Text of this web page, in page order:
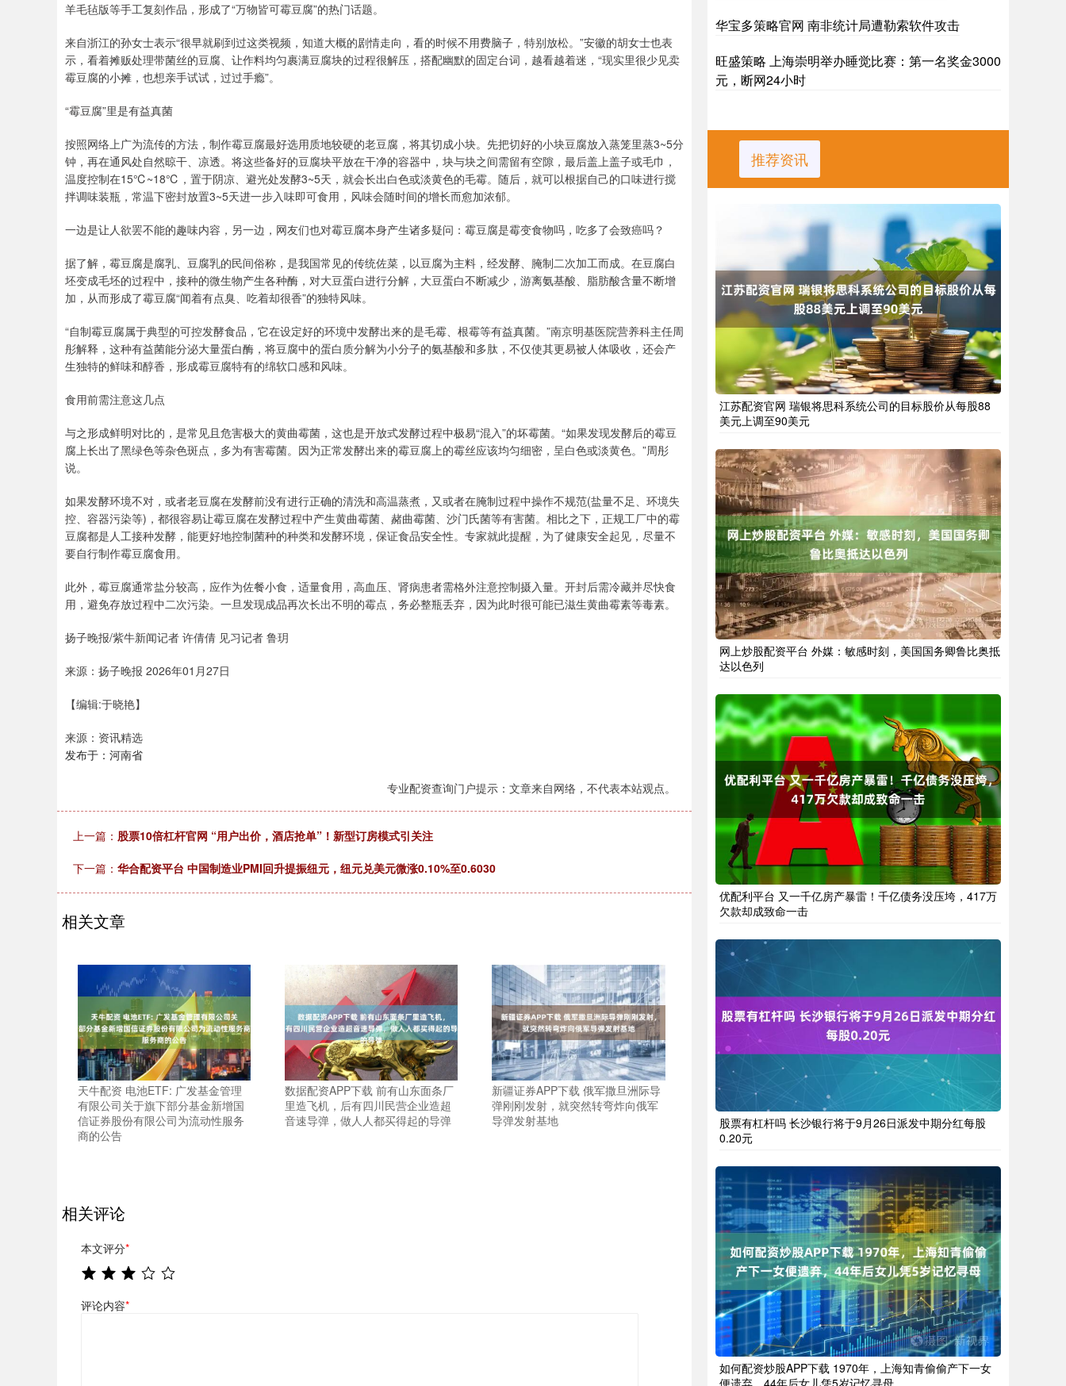
羊毛毡版等手工复刻作品，形成了“万物皆可霉豆腐”的热门话题。
来自浙江的孙女士表示“很早就刷到过这类视频，知道大概的剧情走向，看的时候不用费脑子，特别放松。”安徽的胡女士也表
示，看着摊贩处理带菌丝的豆腐、让作料均匀裹满豆腐块的过程很解压，搭配幽默的固定台词，越看越着迷，“现实里很少见卖
霉豆腐的小摊，也想亲手试试，过过手瘾”。
“霉豆腐”里是有益真菌
按照网络上广为流传的方法，制作霉豆腐最好选用质地较硬的老豆腐，将其切成小块。先把切好的小块豆腐放入蒸笼里蒸3~5分
钟，再在通风处自然晾干、凉透。将这些备好的豆腐块平放在干净的容器中，块与块之间需留有空隙，最后盖上盖子或毛巾，
温度控制在15℃~18℃，置于阴凉、避光处发酵3~5天，就会长出白色或淡黄色的毛霉。随后，就可以根据自己的口味进行搅
拌调味装瓶，常温下密封放置3~5天进一步入味即可食用，风味会随时间的增长而愈加浓郁。
一边是让人欲罢不能的趣味内容，另一边，网友们也对霉豆腐本身产生诸多疑问：霉豆腐是霉变食物吗，吃多了会致癌吗？
据了解，霉豆腐是腐乳、豆腐乳的民间俗称，是我国常见的传统佐菜，以豆腐为主料，经发酵、腌制二次加工而成。在豆腐白
坯变成毛坯的过程中，接种的微生物产生各种酶，对大豆蛋白进行分解，大豆蛋白不断减少，游离氨基酸、脂肪酸含量不断增
加，从而形成了霉豆腐“闻着有点臭、吃着却很香”的独特风味。
“自制霉豆腐属于典型的可控发酵食品，它在设定好的环境中发酵出来的是毛霉、根霉等有益真菌。”南京明基医院营养科主任周
彤解释，这种有益菌能分泌大量蛋白酶，将豆腐中的蛋白质分解为小分子的氨基酸和多肽，不仅使其更易被人体吸收，还会产
生独特的鲜味和醇香，形成霉豆腐特有的绵软口感和风味。
食用前需注意这几点
与之形成鲜明对比的，是常见且危害极大的黄曲霉菌，这也是开放式发酵过程中极易“混入”的坏霉菌。“如果发现发酵后的霉豆
腐上长出了黑绿色等杂色斑点，多为有害霉菌。因为正常发酵出来的霉豆腐上的霉丝应该均匀细密，呈白色或淡黄色。”周彤
说。
如果发酵环境不对，或者老豆腐在发酵前没有进行正确的清洗和高温蒸煮，又或者在腌制过程中操作不规范(盐量不足、环境失
控、容器污染等)，都很容易让霉豆腐在发酵过程中产生黄曲霉菌、赭曲霉菌、沙门氏菌等有害菌。相比之下，正规工厂中的霉
豆腐都是人工接种发酵，能更好地控制菌种的种类和发酵环境，保证食品安全性。专家就此提醒，为了健康安全起见，尽量不
要自行制作霉豆腐食用。
此外，霉豆腐通常盐分较高，应作为佐餐小食，适量食用，高血压、肾病患者需格外注意控制摄入量。开封后需冷藏并尽快食
用，避免存放过程中二次污染。一旦发现成品再次长出不明的霉点，务必整瓶丢弃，因为此时很可能已滋生黄曲霉素等毒素。
扬子晚报/紫牛新闻记者 许倩倩 见习记者 鲁玥
来源：扬子晚报 2026年01月27日
【编辑:于晓艳】
来源：资讯精选
发布于：河南省
专业配资查询门户提示：文章来自网络，不代表本站观点。
上一篇： 股票10倍杠杆官网 “用户出价，酒店抢单”！新型订房模式引关注
下一篇： 华合配资平台 中国制造业PMI回升提振纽元，纽元兑美元微涨0.10%至0.6030
相关文章
天牛配资 电池ETF: 广发基金管理
有限公司关于旗下部分基金新增国
信证券股份有限公司为流动性服务
商的公告
数据配资APP下载 前有山东面条厂
里造飞机，后有四川民营企业造超
音速导弹，做人人都买得起的导弹
新疆证券APP下载 俄军撒旦洲际导
弹刚刚发射，就突然转弯炸向俄军
导弹发射基地
相关评论
本文评分*
评论内容*
华宝多策略官网 南非统计局遭勒索软件攻击
旺盛策略 上海崇明举办睡觉比赛：第一名奖金3000
元，断网24小时
推荐资讯
江苏配资官网 瑞银将思科系统公司的目标股价从每股88
美元上调至90美元
网上炒股配资平台 外媒：敏感时刻，美国国务卿鲁比奥抵
达以色列
优配利平台 又一千亿房产暴雷！千亿债务没压垮，417万
欠款却成致命一击
股票有杠杆吗 长沙银行将于9月26日派发中期分红每股
0.20元
如何配资炒股APP下载 1970年，上海知青偷偷产下一女
便遗弃，44年后女儿凭5岁记忆寻母